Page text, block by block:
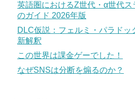
英語圏におけるZ世代・α世代ス
のガイド 2026年版
DLC仮説：フェルミ・パラドッ
新解釈
この世界は課金ゲーでした！
なぜSNSは分断を煽るのか？